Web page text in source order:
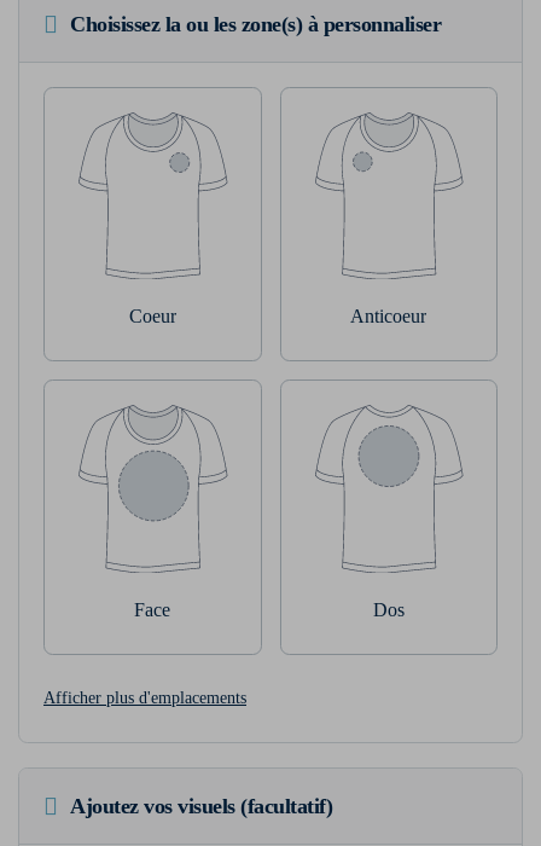
Choisissez la ou les zone(s) à personnaliser
Coeur Anticoeur
Face Dos
Afficher plus d'emplacements
Ajoutez vos visuels (facultatif)